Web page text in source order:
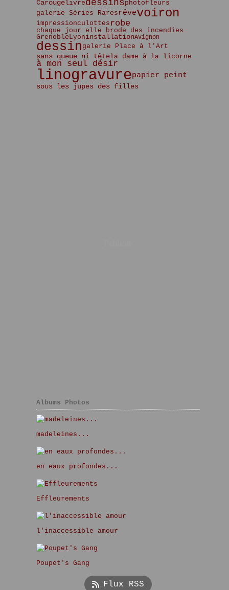
Janvier(4)
Février(1)
Janvier(3)
Mars(6)
Février(3)
Janvier(5)
Avril
(2)
Mars(5)
Février(2)
Janvier(4)
Avril
(4)
Mars(2)
Février(1)
Carougelivredessinsphotofleurs
galerie Séries Rares rêvevoiron
impressionculottes robe
chaque jour elle brode des incendies
GrenobleLyoninstallationAvignon
dessin galerie Place à l'Art
sans queue ni têtela dame à la licorne
à mon seul désir
linogravurepapier peint
sous les jupes des filles
Albums Photos
madeleines...
en eaux profondes...
Effleurements
l'inaccessible amour
Poupet's Gang
Flux RSS